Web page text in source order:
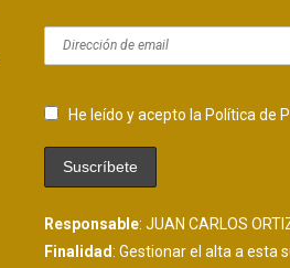
He leído y acepto la Política de
Responsable: JUAN CARLOS
Finalidad: Gestionar el alta a esta